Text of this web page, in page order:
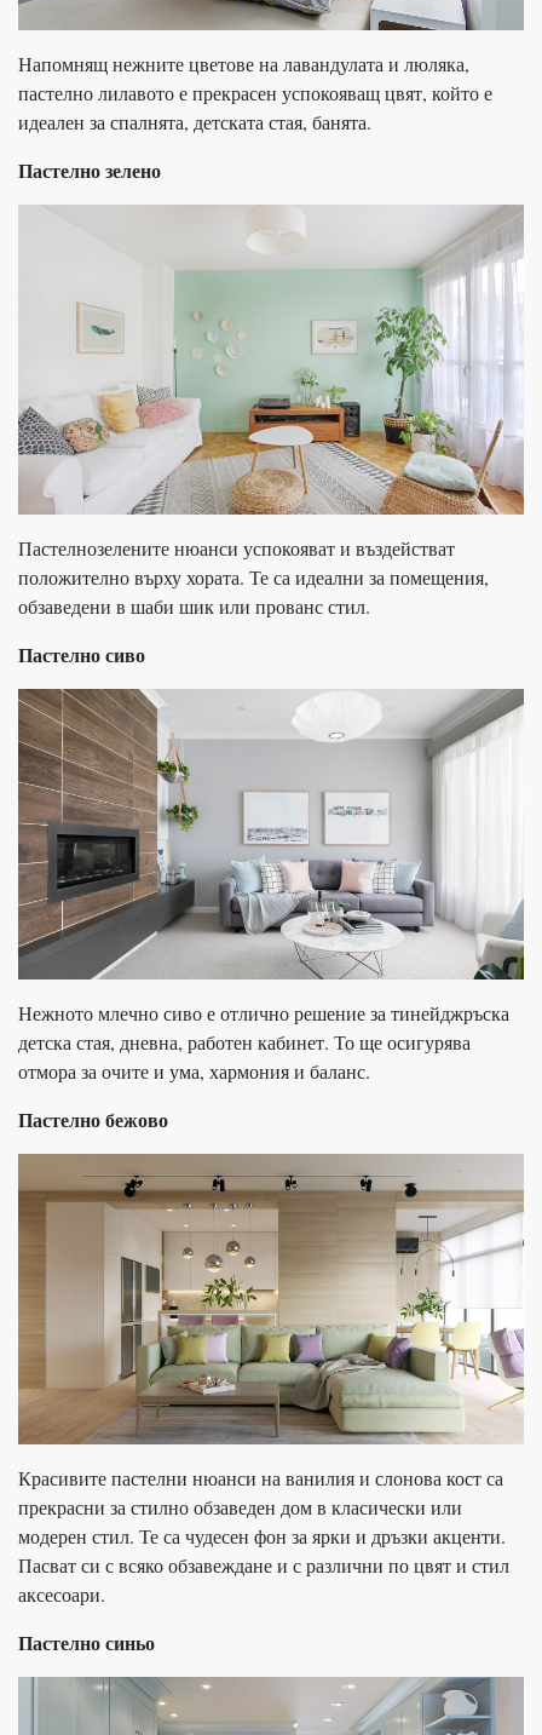
Напомнящ нежните цветове на лавандулата и люляка,
пастелно лилавото е прекрасен успокояващ цвят, който е
идеален за спалнята, детската стая, банята.
Пастелно зелено
Пастелнозелените нюанси успокояват и въздействат
положително върху хората. Те са идеални за помещения,
обзаведени в шаби шик или прованс стил.
Пастелно сиво
Нежното млечно сиво е отлично решение за тинейджръска
детска стая, дневна, работен кабинет. То ще осигурява
отмора за очите и ума, хармония и баланс.
Пастелно бежово
Красивите пастелни нюанси на ванилия и слонова кост са
прекрасни за стилно обзаведен дом в класически или
модерен стил. Те са чудесен фон за ярки и дръзки акценти.
Пасват си с всяко обзавеждане и с различни по цвят и стил
аксесоари.
Пастелно синьо